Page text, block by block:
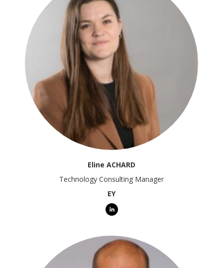
Eline ACHARD
Technology Consulting Manager
EY